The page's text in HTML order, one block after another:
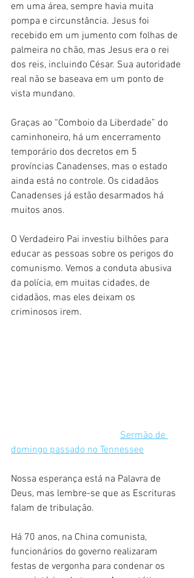
em uma área, sempre havia muita
pompa e circunstância. Jesus foi
recebido em um jumento com folhas de
palmeira no chão, mas Jesus era o rei
dos reis, incluindo César. Sua autoridade
real não se baseava em um ponto de
vista mundano.
Graças ao “Comboio da Liberdade” do
caminhoneiro, há um encerramento
temporário dos decretos em 5
províncias Canadenses, mas o estado
ainda está no controle. Os cidadãos
Canadenses já estão desarmados há
muitos anos.
O Verdadeiro Pai investiu bilhões para
educar as pessoas sobre os perigos do
comunismo. Vemos a conduta abusiva
da polícia, em muitas cidades, de
cidadãos, mas eles deixam os
criminosos irem.
Sermão de
domingo passado no Tennessee
Nossa esperança está na Palavra de
Deus, mas lembre-se que as Escrituras
falam de tribulação.
Há 70 anos, na China comunista,
funcionários do governo realizaram
festas de vergonha para condenar os